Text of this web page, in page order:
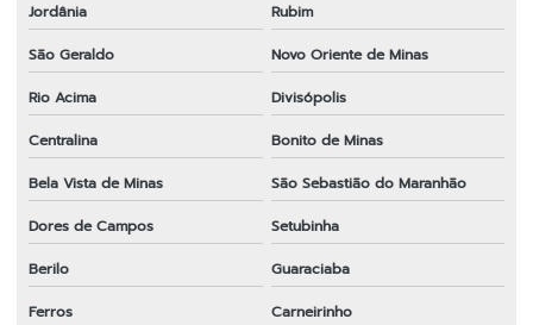
Jordânia
Rubim
São Geraldo
Novo Oriente de Minas
Rio Acima
Divisópolis
Centralina
Bonito de Minas
Bela Vista de Minas
São Sebastião do Maranhão
Dores de Campos
Setubinha
Berilo
Guaraciaba
Ferros
Carneirinho